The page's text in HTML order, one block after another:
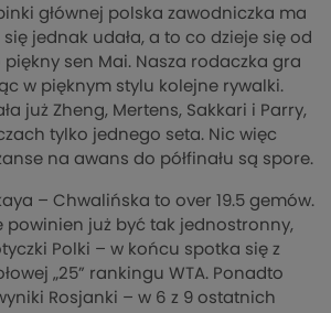
głównej polska zawodniczka ma
się jednak udała, a to co dzieje się od
sen Mai. Nasza rodaczka gra
w pięknym stylu kolejne rywalki.
już Zheng, Mertens, Sakkari i Parry,
tylko jednego seta. Nic więc
na awans do półfinału są spore.
– Chwalińska to over 19.5 gemów.
powinien już być tak jednostronny,
Polki – w końcu spotka się z
„25” rankingu WTA. Ponadto
Rosjanki – w 6 z 9 ostatnich